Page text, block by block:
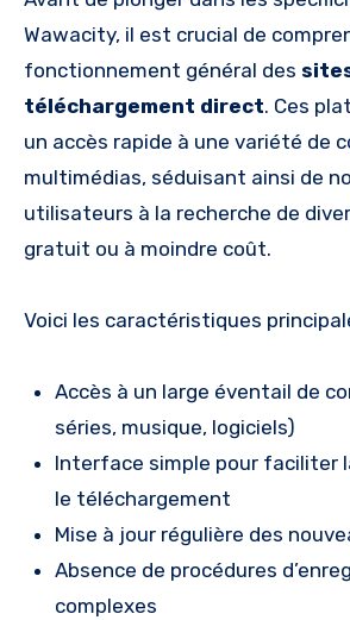
Wawacity, il est crucial de
fonctionnement général des
téléchargement direct. Ces
un accès rapide à une variété de
multimédias, séduisant ainsi de
utilisateurs à la recherche de
gratuit ou à moindre coût.
Voici les caractéristiques
Accès à un large éventail de
séries, musique, logiciels)
Interface simple pour faciliter
le téléchargement
Mise à jour régulière des
Absence de procédures
complexes